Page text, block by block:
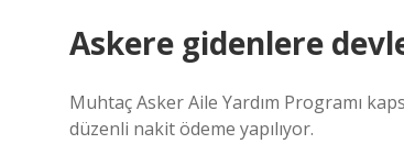
Askere gidenlere
Muhtaç Asker Aile Yardım Programı
düzenli nakit ödeme yapılıyor.